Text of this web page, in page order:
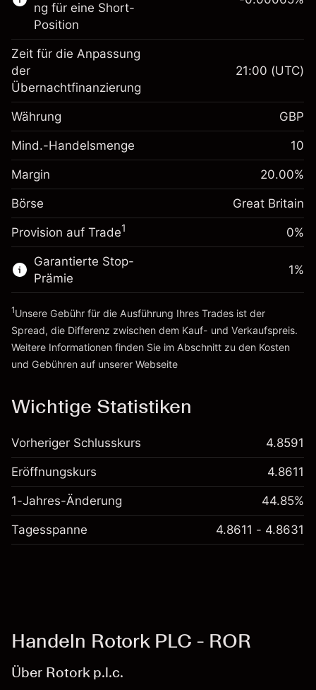
£1,000.00
Anpassung der
Übernachtfinanzierung
Gebühren aus
Positionswert
-0.021272
%
Positionsgröße mit Hebelwirkung
~£5,000.00
Geld aus Hebelwirkung ~
£4,000.00
Zur Plattform
ng für eine Short-
Position
Margin. Ihre Investition
Anpassung der
Übernachtfinanzierung
fremdfinanzierten
Positionswert
-0.000646
%
(-£0.03)
Positionsgröße mit Hebelwirkung
~£5,000.00
Geld aus Hebelwirkung ~
Zur Plattform
Zeit für die Anpassung
der
Übernachtfinanzierung
21:00 (UTC)
Währung GBP
Mind.-Handelsmenge 10
Margin 20.00%
Börse Great Britain
Provision auf Trade1 0%
Garantierte Stop-
Prämie
1%
1Unsere Gebühr für die Ausführung Ihres Trades ist der
Spread, die Differenz zwischen dem Kauf- und Verkaufspreis.
Weitere Informationen finden Sie im Abschnitt zu den Kosten
und Gebühren auf unserer Webseite
Wichtige Statistiken
Vorheriger Schlusskurs 4.8591
Eröffnungskurs 4.8611
1-Jahres-Änderung 44.85%
Tagesspanne 4.8611 - 4.8631
Handeln Rotork PLC - ROR
Über Rotork p.l.c.